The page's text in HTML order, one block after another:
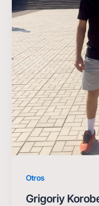
Otros
Grigoriy